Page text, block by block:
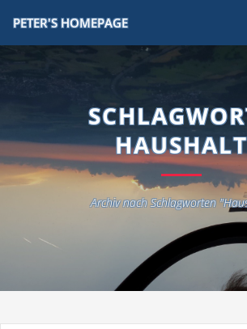
PETER'S HOMEPAGE
HAUSHALT
Archiv nach Schlagworten